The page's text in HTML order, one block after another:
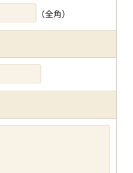
（全角）